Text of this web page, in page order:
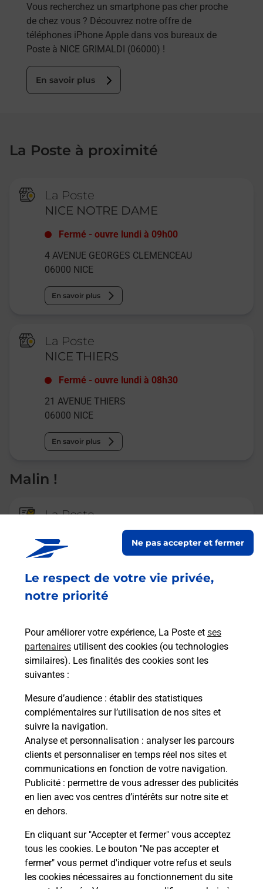
Le respect de votre vie privée,
notre priorité
Pour améliorer votre expérience, La Poste et ses
partenaires utilisent des cookies (ou technologies
similaires). Les finalités des cookies sont les
suivantes :
Mesure d’audience : établir des statistiques
complémentaires sur l’utilisation de nos sites et
suivre la navigation.
Analyse et personnalisation : analyser les parcours
clients et personnaliser en temps réel nos sites et
communications en fonction de votre navigation.
Publicité : permettre de vous adresser des publicités
en lien avec vos centres d’intérêts sur notre site et
en dehors.
En cliquant sur "Accepter et fermer" vous acceptez
tous les cookies. Le bouton "Ne pas accepter et
fermer" vous permet d'indiquer votre refus et seuls
les cookies nécessaires au fonctionnement du site
Ne pas accepter et fermer
Vous recherchez un smartphone pas cher proche
de chez vous ? Découvrez notre offre de
téléphones iPhone Apple dans vos bureaux de
Poste à NICE GRIMALDI (06000) !
En savoir plus
La Poste à proximité
La Poste
NICE NOTRE DAME
Fermé -ouvre lundi à 09h00
4 AVENUE GEORGES CLEMENCEAU
06000 NICE
En savoir plus
La Poste
NICE THIERS
Fermé -ouvre lundi à 08h30
21 AVENUE THIERS
06000 NICE
En savoir plus
Malin !
La Poste
En savoir plus
Recherchez un autre point de contact
Quel réseau utilise La Poste Mobile ?
Est-ce que je peux garder mon
numéro de mobile gratuitement ?
Est-ce que je peux bénéficier de la 5G
avec La Poste Mobile ?
Est-ce que je peux utiliser mon forfait
à l’étranger avec La Poste Mobile ?